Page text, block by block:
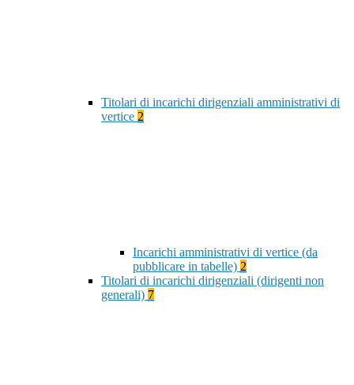
Titolari di incarichi dirigenziali amministrativi di
vertice 2
Incarichi amministrativi di vertice (da
pubblicare in tabelle) 2
Titolari di incarichi dirigenziali (dirigenti non
generali) 7